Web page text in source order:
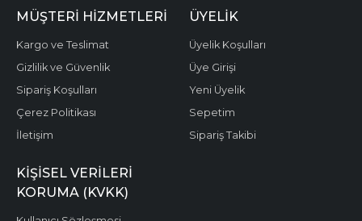
MÜŞTERI HIZMETLERI
Kargo ve Teslimat
Gizlilik ve Güvenlik
Sipariş Koşulları
Çerez Politikası
İletişim
ÜYELIK
Üyelik Koşulları
Üye Girişi
Yeni Üyelik
Sepetim
Sipariş Takibi
KIŞISEL VERILERI
KORUMA (KVKK)